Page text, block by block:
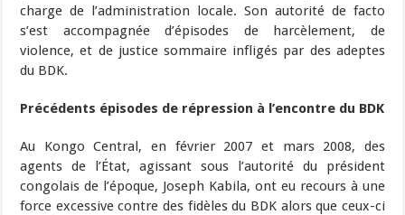
charge de l’administration locale. Son autorité de facto
s’est accompagnée d’épisodes de harcèlement, de
violence, et de justice sommaire infligés par des adeptes
du BDK.
Précédents épisodes de répression à l’encontre du BDK
Au Kongo Central, en février 2007 et mars 2008, des
agents de l’État, agissant sous l’autorité du président
congolais de l’époque, Joseph Kabila, ont eu recours à une
force excessive contre des fidèles du BDK alors que ceux-ci